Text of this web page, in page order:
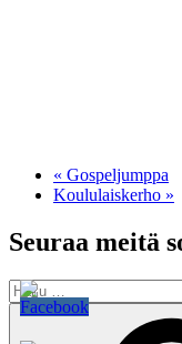
« Gospeljumppa
Koululaiskerho »
Seuraa meitä
Etsi: